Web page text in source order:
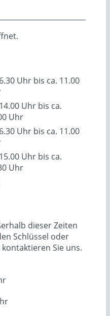
Uhr bis ca. 11.00
Uhr bis ca.
Uhr
Uhr bis ca. 11.00
Uhr bis ca.
Uhr
dieser Zeiten
Schlüssel oder
Sie uns.